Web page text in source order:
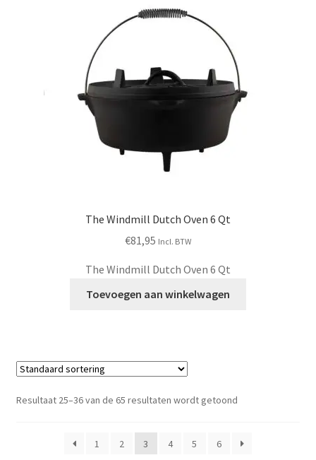
The Windmill Dutch Oven 6 Qt
€81,95 Incl. BTW
The Windmill Dutch Oven 6 Qt
Toevoegen aan winkelwagen
Resultaat 25–36 van de 65 resultaten wordt getoond
1 2 3 4 5 6